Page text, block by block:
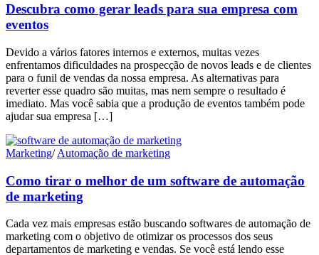
Descubra como gerar leads para sua empresa com
eventos
Devido a vários fatores internos e externos, muitas vezes
enfrentamos dificuldades na prospecção de novos leads e de clientes
para o funil de vendas da nossa empresa. As alternativas para
reverter esse quadro são muitas, mas nem sempre o resultado é
imediato. Mas você sabia que a produção de eventos também pode
ajudar sua empresa […]
Marketing/Automação de marketing
Como tirar o melhor de um software de automação
de marketing
Cada vez mais empresas estão buscando softwares de automação de
marketing com o objetivo de otimizar os processos dos seus
departamentos de marketing e vendas. Se você está lendo esse